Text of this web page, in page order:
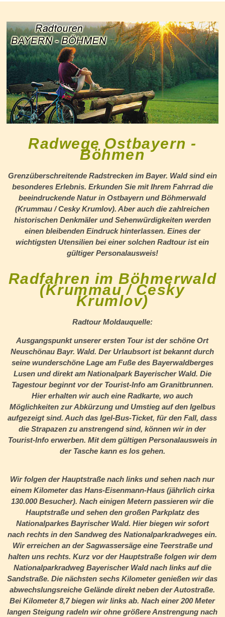
Radwege Ostbayern -
Böhmen
Grenzüberschreitende Radstrecken im Bayer. Wald sind ein
besonderes Erlebnis. Erkunden Sie mit Ihrem Fahrrad die
beeindruckende Natur in Ostbayern und Böhmerwald
(Krummau / Cesky Krumlov). Aber auch die zahlreichen
historischen Denkmäler und Sehenwürdigkeiten werden
einen bleibenden Eindruck hinterlassen. Eines der
wichtigsten Utensilien bei einer solchen Radtour ist ein
gültiger Personalausweis!
Radfahren im Böhmerwald
(Krummau / Cesky
Krumlov)
Radtour Moldauquelle:
Ausgangspunkt unserer ersten Tour ist der schöne Ort
Neuschönau Bayr. Wald. Der Urlaubsort ist bekannt durch
seine wunderschöne Lage am Fuße des Bayerwaldberges
Lusen und direkt am Nationalpark Bayerischer Wald. Die
Tagestour beginnt vor der Tourist-Info am Granitbrunnen.
Hier erhalten wir auch eine Radkarte, wo auch
Möglichkeiten zur Abkürzung und Umstieg auf den Igelbus
aufgezeigt sind. Auch das Igel-Bus-Ticket, für den Fall, dass
die Strapazen zu anstrengend sind, können wir in der
Tourist-Info erwerben. Mit dem gültigen Personalausweis in
der Tasche kann es los gehen.
Wir folgen der Hauptstraße nach links und sehen nach nur
einem Kilometer das Hans-Eisenmann-Haus (jährlich cirka
130.000 Besucher). Nach einigen Metern passieren wir die
Hauptstraße und sehen den großen Parkplatz des
Nationalparkes Bayrischer Wald. Hier biegen wir sofort
nach rechts in den Sandweg des Nationalparkradweges ein.
Wir erreichen an der Sagwassersäge eine Teerstraße und
halten uns rechts. Kurz vor der Hauptstraße folgen wir dem
Nationalparkradweg Bayerischer Wald nach links auf die
Sandstraße. Die nächsten sechs Kilometer genießen wir das
abwechslungsreiche Gelände direkt neben der Autostraße.
Bei Kilometer 8,7 biegen wir links ab. Nach einer 200 Meter
langen Steigung radeln wir ohne größere Anstrengung nach